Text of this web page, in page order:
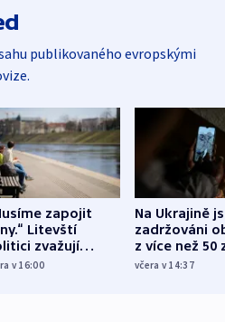
publikovaného evropskými
zapojit
Litevští
zvažují
o
v 16:00
Na Ukrajině
zadržováni
z více než 50
Bojovali na
včera v 14:37